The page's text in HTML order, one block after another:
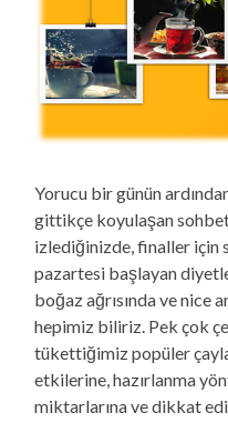
Yorucu bir günün
gittikçe koyulaşan
izlediğinizde, finaller için
pazartesi başlayan
boğaz ağrısında ve nice
hepimiz biliriz. Pek çok
tükettiğimiz popüler
etkilerine, hazırlanma
miktarlarına ve dikkat